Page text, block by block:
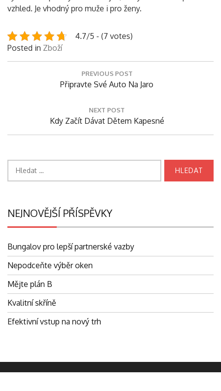
vzhled. Je vhodný pro muže i pro ženy.
4.7/5 - (7 votes)
Posted in Zboží
PREVIOUS POST
Previous
Připravte Své Auto Na Jaro
NEXT POST
Next
Kdy Začít Dávat Dětem Kapesné
NEJNOVĚJŠÍ PŘÍSPĚVKY
Bungalov pro lepší partnerské vazby
Nepodceňte výběr oken
Mějte plán B
Kvalitní skříně
Efektivní vstup na nový trh